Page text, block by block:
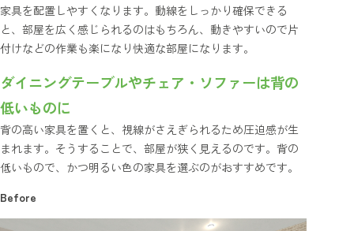
家具を配置しやすくなります。動線をしっかり確保できる
と、部屋を広く感じられるのはもちろん、動きやすいので片
付けなどの作業も楽になり快適な部屋になります。
ダイニングテーブルやチェア・ソファーは背の
低いものに
背の高い家具を置くと、視線がさえぎられるため圧迫感が生
まれます。そうすることで、部屋が狭く見えるのです。背の
低いもので、かつ明るい色の家具を選ぶのがおすすめです。
Before